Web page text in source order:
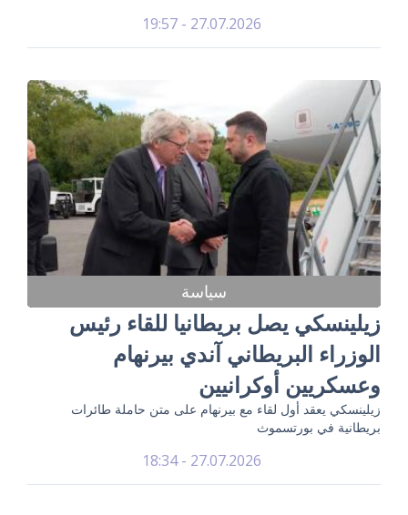
27.07.2026 - 19:57
سياسة
زيلينسكي يصل بريطانيا للقاء رئيس
الوزراء البريطاني آندي بيرنهام
وعسكريين أوكرانيين
زيلينسكي يعقد أول لقاء مع بيرنهام على متن حاملة طائرات
بريطانية في بورتسموث
27.07.2026 - 18:34